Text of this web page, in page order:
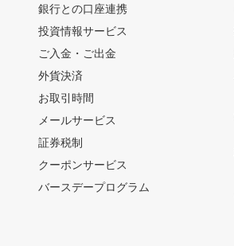
銀行との口座連携
投資情報サービス
ご入金・ご出金
外貨決済
お取引時間
メールサービス
証券税制
クーポンサービス
バースデープログラム